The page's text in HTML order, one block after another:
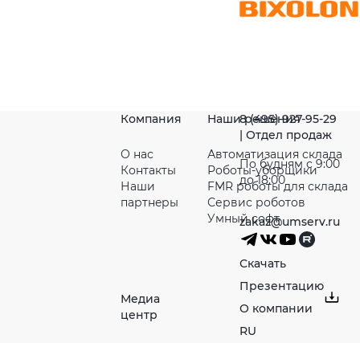
Компания
О нас
Контакты
Наши
партнeры
Медиа
центр
Наши решения
Автоматизация склада
Роботы-уборщики
FMR роботы для склада
Сервис роботов
Умный софт
8 (495) 927-95-29
| Отдел продаж
По будням с 9:00
до 18:00
zakaz@umserv.ru
Скачать
Презентацию
О компании
RU